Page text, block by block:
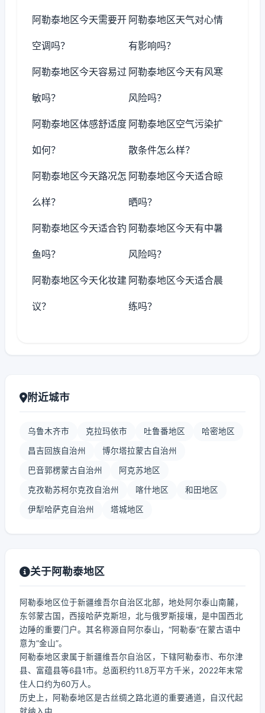
阿勒泰地区今天需要开
空调吗？
阿勒泰地区天气对心情
有影响吗？
阿勒泰地区今天容易过
敏吗？
阿勒泰地区今天有风寒
风险吗？
阿勒泰地区体感舒适度
如何？
阿勒泰地区空气污染扩
散条件怎么样？
阿勒泰地区今天路况怎
么样？
阿勒泰地区今天适合晾
晒吗？
阿勒泰地区今天适合钓
鱼吗？
阿勒泰地区今天有中暑
风险吗？
阿勒泰地区今天化妆建
议？
阿勒泰地区今天适合晨
练吗？
附近城市
乌鲁木齐市 克拉玛依市 吐鲁番地区 哈密地区
昌吉回族自治州 博尔塔拉蒙古自治州
巴音郭楞蒙古自治州 阿克苏地区
克孜勒苏柯尔克孜自治州 喀什地区 和田地区
伊犁哈萨克自治州 塔城地区
关于阿勒泰地区
阿勒泰地区位于新疆维吾尔自治区北部，地处阿尔泰山南麓，
东邻蒙古国，西接哈萨克斯坦，北与俄罗斯接壤，是中国西北
边陲的重要门户。其名称源自阿尔泰山，“阿勒泰”在蒙古语中
意为“金山”。
阿勒泰地区隶属于新疆维吾尔自治区，下辖阿勒泰市、布尔津
县、富蕴县等6县1市。总面积约11.8万平方千米，2022年末常
住人口约为60万人。
历史上，阿勒泰地区是古丝绸之路北道的重要通道，自汉代起